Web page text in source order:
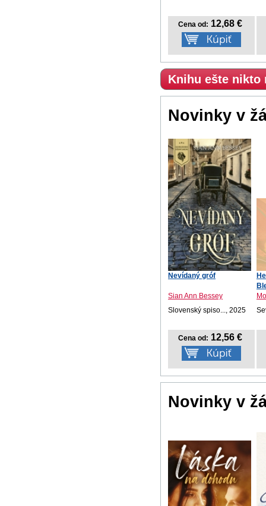
Cena od: 12,68 €
Knihu ešte nikto
Novinky v
Nevídaný gróf
Sian Ann Bessey
Slovenský spiso..., 2025
Cena od: 12,56 €
Novinky v